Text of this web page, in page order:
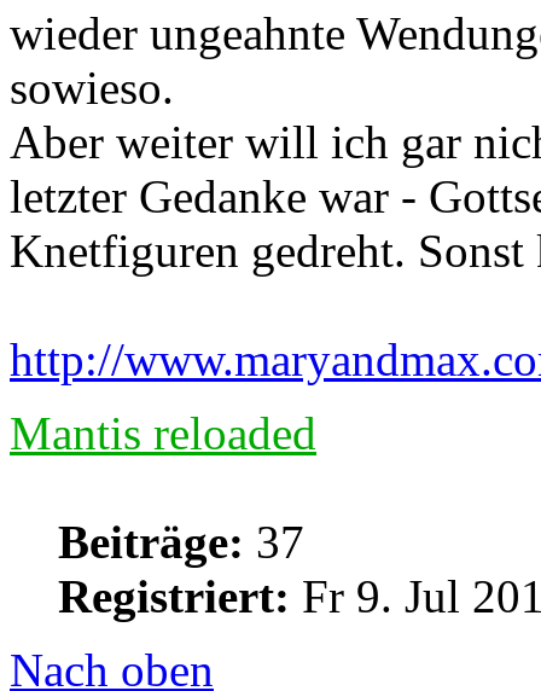
wieder ungeahnte
sowieso.
Aber weiter will ich gar
letzter Gedanke war -
Knetfiguren gedreht. Sonst
http://
Mantis reloaded
Beiträge: 37
Registriert: Fr 9. Jul
Nach oben